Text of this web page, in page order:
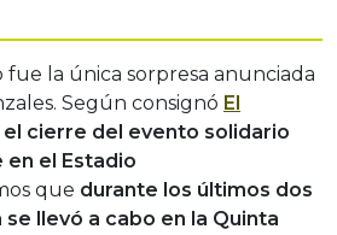
fue la única sorpresa anunciada
Según consignó El
cierre del evento solidario
en el Estadio
que durante los últimos dos
llevó a cabo en la Quinta